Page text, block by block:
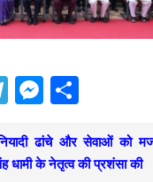
Telegram
ढांचे और सेवाओं को
धामी के नेतृत्व की प्रशंसा की